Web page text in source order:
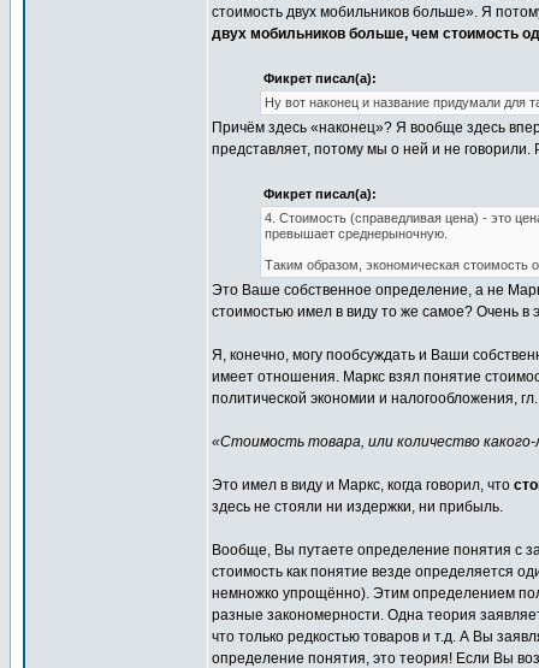
стоимость двух мобильников больше». Я
двух мобильников больше, чем стоимость
Фикрет писал(а):
Ну вот наконец и название придумали для
Причём здесь «наконец»? Я вообще здесь
представляет, потому мы о ней и не
Фикрет писал(а):
4. Стоимость (справедливая цена) - это
превышает среднерыночную.
Таким образом, экономическая стоимость
Это Ваше собственное определение, а не
стоимостью имел в виду то же самое? Очень в
Я, конечно, могу пообсуждать и Ваши
имеет отношения. Маркс взял понятие
политической экономии и налогообложения,
«Стоимость товара, или количество
Это имел в виду и Маркс, когда говорил, что
здесь не стояли ни издержки, ни прибыль.
Вообще, Вы путаете определение понятия с
стоимость как понятие везде определяется
немножко упрощённо). Этим определением
разные закономерности. Одна теория
что только редкостью товаров и т.д. А Вы
определение понятия, это теория! Если Вы